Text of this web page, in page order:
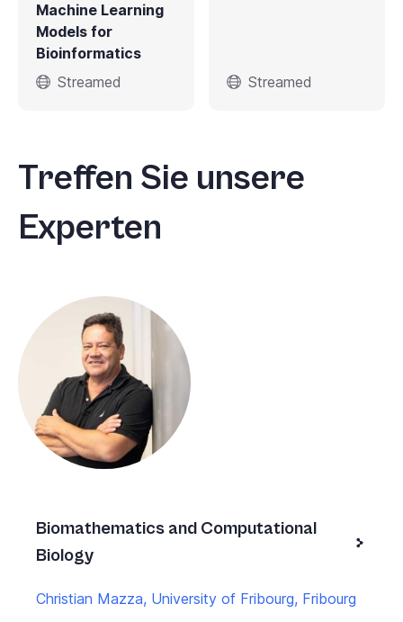
Machine Learning
Models for
Bioinformatics
Streamed
Streamed
Treffen Sie unsere
Experten
Biomathematics and Computational
Biology
Christian Mazza, University of Fribourg, Fribourg